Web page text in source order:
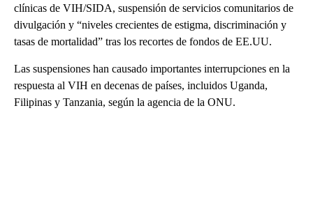
clínicas de VIH/SIDA, suspensión de servicios comunitarios de
divulgación y “niveles crecientes de estigma, discriminación y
tasas de mortalidad” tras los recortes de fondos de EE.UU.
Las suspensiones han causado importantes interrupciones en la
respuesta al VIH en decenas de países, incluidos Uganda,
Filipinas y Tanzania, según la agencia de la ONU.